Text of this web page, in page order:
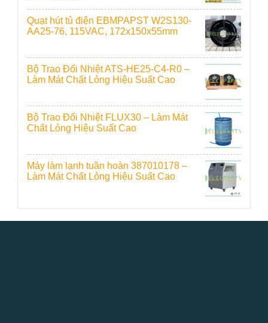
Quạt hút tủ điện EBMPAPST W2S130-
AA25-76, 115VAC, 172x150x55mm
Bộ Trao Đổi Nhiệt ATS-HE25-C4-R0 –
Làm Mát Chất Lỏng Hiệu Suất Cao
Bộ Trao Đổi Nhiệt FLUX30 – Làm Mát
Chất Lỏng Hiệu Suất Cao
Máy làm lạnh tuần hoàn 387010178 –
Làm Mát Chất Lỏng Hiệu Suất Cao